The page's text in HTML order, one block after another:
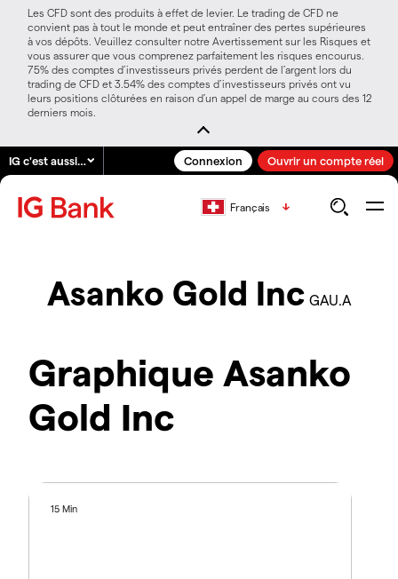
Les CFD sont des produits à effet de levier. Le trading de CFD ne
convient pas à tout le monde et peut entraîner des pertes supérieures
à vos dépôts. Veuillez consulter notre Avertissement sur les Risques et
vous assurer que vous comprenez parfaitement les risques encourus.
75% des comptes d’investisseurs privés perdent de l’argent lors du
trading de CFD et 3.54% des comptes d’investisseurs privés ont vu
leurs positions clôturées en raison d’un appel de marge au cours des 12
derniers mois.
IG c'est aussi… Connexion Ouvrir un compte réel
Français
Asanko Gold Inc GAU.A
Graphique Asanko
Gold Inc
15 Min